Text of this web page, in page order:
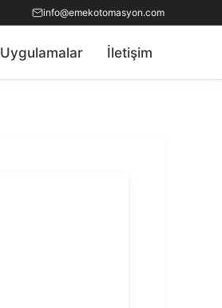
info@emekotomasyon.com
Uygulamalar İletişim